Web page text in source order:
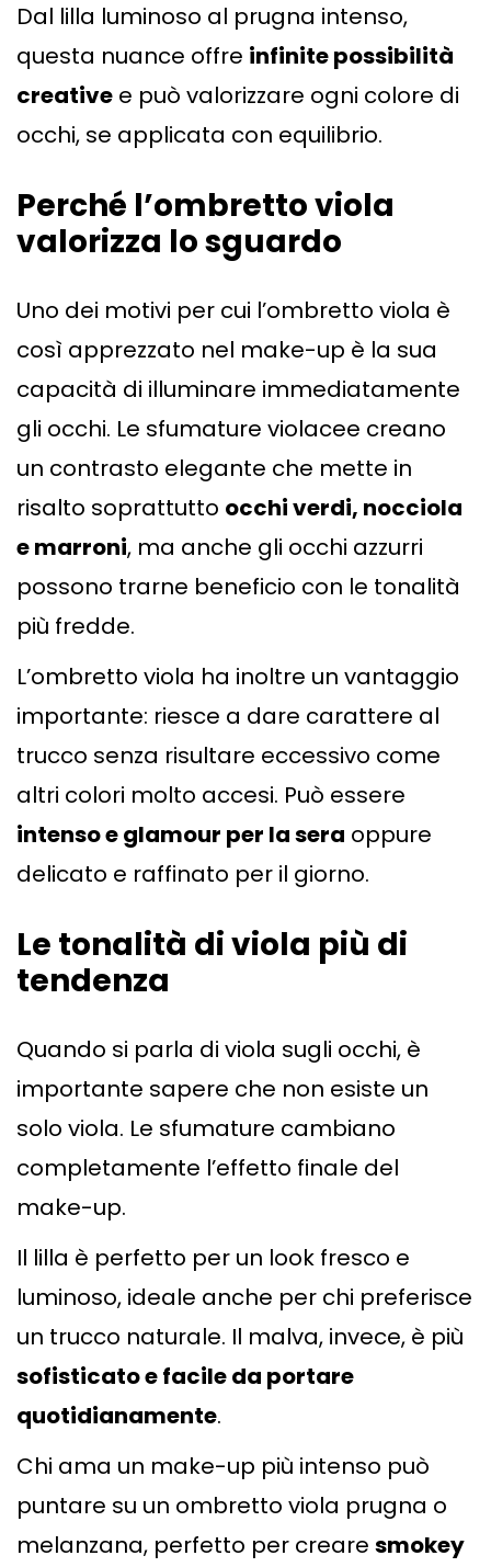
Dal lilla luminoso al prugna intenso,
questa nuance offre infinite possibilità
creative e può valorizzare ogni colore di
occhi, se applicata con equilibrio.
Perché l’ombretto viola
valorizza lo sguardo
Uno dei motivi per cui l’ombretto viola è
così apprezzato nel make-up è la sua
capacità di illuminare immediatamente
gli occhi. Le sfumature violacee creano
un contrasto elegante che mette in
risalto soprattutto occhi verdi, nocciola
e marroni, ma anche gli occhi azzurri
possono trarne beneficio con le tonalità
più fredde.
L’ombretto viola ha inoltre un vantaggio
importante: riesce a dare carattere al
trucco senza risultare eccessivo come
altri colori molto accesi. Può essere
intenso e glamour per la sera oppure
delicato e raffinato per il giorno.
Le tonalità di viola più di
tendenza
Quando si parla di viola sugli occhi, è
importante sapere che non esiste un
solo viola. Le sfumature cambiano
completamente l’effetto finale del
make-up.
Il lilla è perfetto per un look fresco e
luminoso, ideale anche per chi preferisce
un trucco naturale. Il malva, invece, è più
sofisticato e facile da portare
quotidianamente.
Chi ama un make-up più intenso può
puntare su un ombretto viola prugna o
melanzana, perfetto per creare smokey